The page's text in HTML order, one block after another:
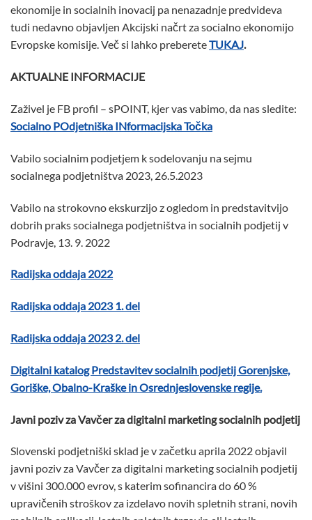
ekonomije in socialnih inovacij pa nenazadnje predvideva
tudi nedavno objavljen Akcijski načrt za socialno ekonomijo
Evropske komisije. Več si lahko prebereteTUKAJ.
AKTUALNE INFORMACIJE
Zaživel je FB profil – sPOINT, kjer vas vabimo, da nas sledite:
Socialno POdjetniška INformacijska Točka
Vabilo socialnim podjetjem k sodelovanju na sejmu
socialnega podjetništva 2023, 26.5.2023
Vabilo na strokovno ekskurzijo z ogledom in predstavitvijo
dobrih praks socialnega podjetništva in socialnih podjetij v
Podravje, 13. 9. 2022
Radijska oddaja 2022
Radijska oddaja 2023 1. del
Radijska oddaja 2023 2. del
Digitalni katalog Predstavitev socialnih podjetij Gorenjske,
Goriške, Obalno-Kraške in Osrednjeslovenske regije.
Javni poziv za Vavčer za digitalni marketing socialnih podjetij
Slovenski podjetniški sklad je v začetku aprila 2022 objavil
javni poziv za Vavčer za digitalni marketing socialnih podjetij
v višini 300.000 evrov, s katerim sofinancira do 60 %
upravičenih stroškov za izdelavo novih spletnih strani, novih